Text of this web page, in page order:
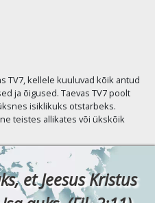
TV7, kellele kuuluvad kõik antud
ja õigused. Taevas TV7 poolt
isiklikuks otstarbeks.
teistes allikates või ükskõik
et Jeesus Kristus